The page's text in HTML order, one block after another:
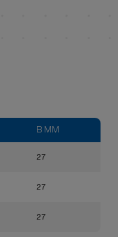
B MM
27
27
27